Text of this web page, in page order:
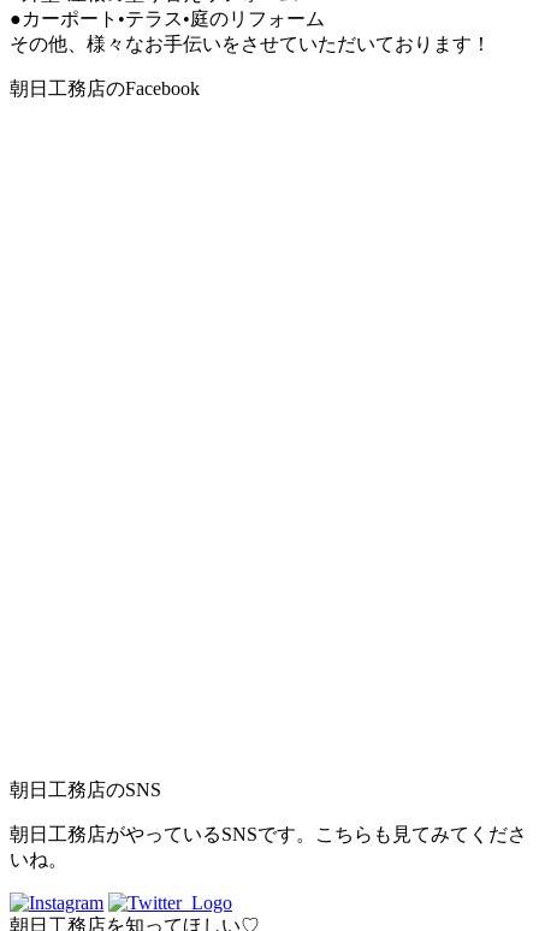
●カーポート•テラス•庭のリフォーム
その他、様々なお手伝いをさせていただいております！
朝日工務店のFacebook
朝日工務店のSNS
朝日工務店がやっているSNSです。こちらも見てみてくださ
いね。
朝日工務店を知ってほしい♡